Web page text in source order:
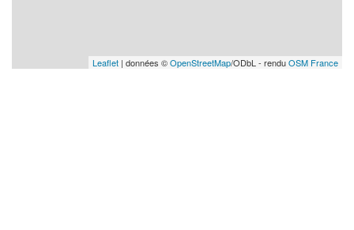
Leaflet | données ©OpenStreetMap/ODbL - renduOSM France